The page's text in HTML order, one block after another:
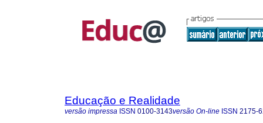
Educação e Realidade
versão impressa ISSN 0100-3143versão On-line ISSN 2175-